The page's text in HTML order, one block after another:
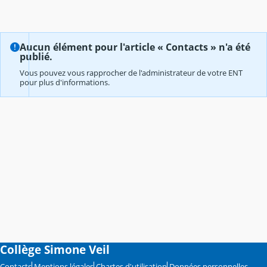
Aucun élément pour l'article « Contacts » n'a été
publié.
Vous pouvez vous rapprocher de l'administrateur de votre ENT
pour plus d'informations.
Collège Simone Veil